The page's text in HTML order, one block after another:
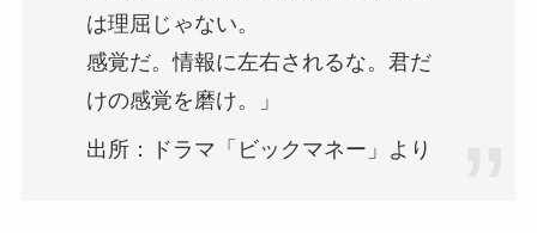
は理屈じゃない。
感覚だ。情報に左右されるな。君だ
けの感覚を磨け。」
出所：ドラマ「ビックマネー」より